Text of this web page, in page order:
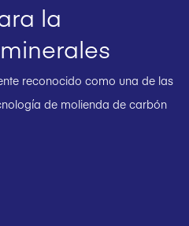
la
reconocido como una de las
de molienda de carbón